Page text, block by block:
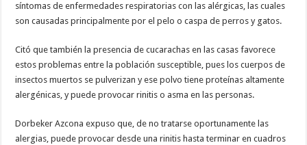
síntomas de enfermedades respiratorias con las alérgicas, las cuales
son causadas principalmente por el pelo o caspa de perros y gatos.
Citó que también la presencia de cucarachas en las casas favorece
estos problemas entre la población susceptible, pues los cuerpos de
insectos muertos se pulverizan y ese polvo tiene proteínas altamente
alergénicas, y puede provocar rinitis o asma en las personas.
Dorbeker Azcona expuso que, de no tratarse oportunamente las
alergias, puede provocar desde una rinitis hasta terminar en cuadros